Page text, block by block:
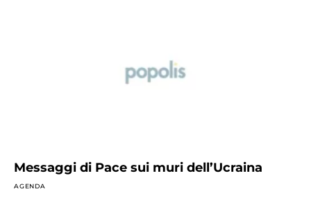
Messaggi di Pace sui muri dell’Ucraina
AGENDA